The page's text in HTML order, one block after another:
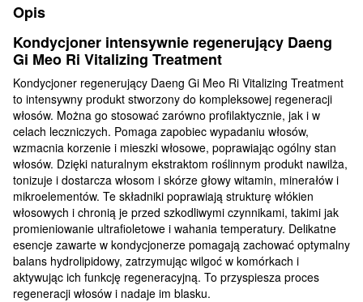
Opis
Kondycjoner intensywnie regenerujący Daeng
Gi Meo Ri Vitalizing Treatment
Kondycjoner regenerujący Daeng Gi Meo Ri Vitalizing Treatment
to intensywny produkt stworzony do kompleksowej regeneracji
włosów. Można go stosować zarówno profilaktycznie, jak i w
celach leczniczych. Pomaga zapobiec wypadaniu włosów,
wzmacnia korzenie i mieszki włosowe, poprawiając ogólny stan
włosów. Dzięki naturalnym ekstraktom roślinnym produkt nawilża,
tonizuje i dostarcza włosom i skórze głowy witamin, minerałów i
mikroelementów. Te składniki poprawiają strukturę włókien
włosowych i chronią je przed szkodliwymi czynnikami, takimi jak
promieniowanie ultrafioletowe i wahania temperatury. Delikatne
esencje zawarte w kondycjonerze pomagają zachować optymalny
balans hydrolipidowy, zatrzymując wilgoć w komórkach i
aktywując ich funkcję regeneracyjną. To przyspiesza proces
regeneracji włosów i nadaje im blasku.